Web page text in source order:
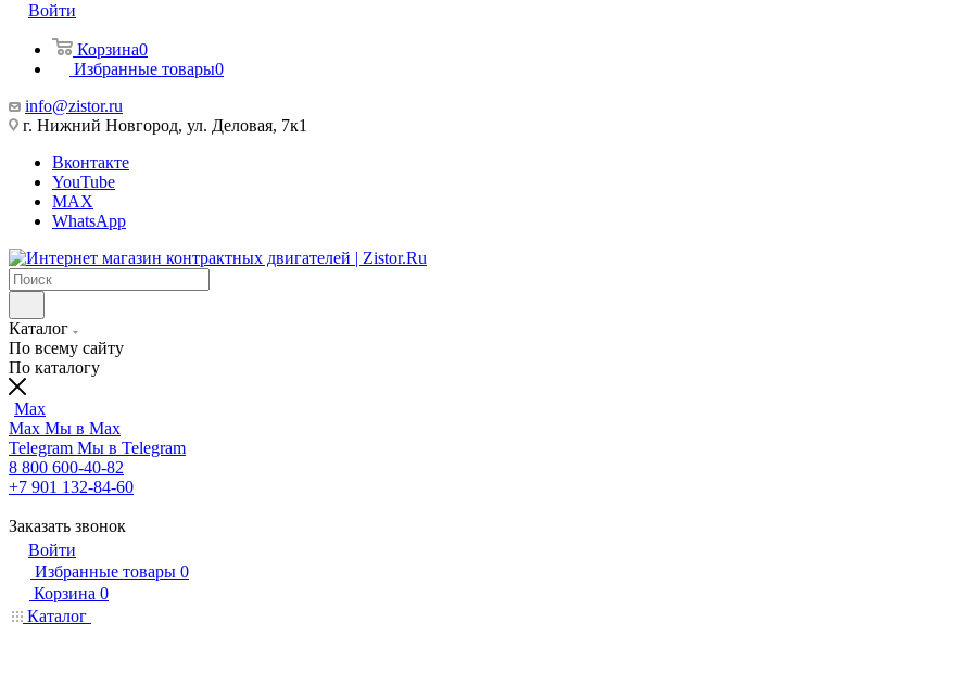
Войти
Корзина0
Избранные товары0
info@zistor.ru
г. Нижний Новгород, ул. Деловая, 7к1
Вконтакте
YouTube
MAX
WhatsApp
Каталог
По всему сайту
По каталогу
Max
Max Мы в Max
Telegram Мы в Telegram
8 800 600-40-82
+7 901 132-84-60
Заказать звонок
Войти
Избранные товары 0
Корзина 0
Каталог